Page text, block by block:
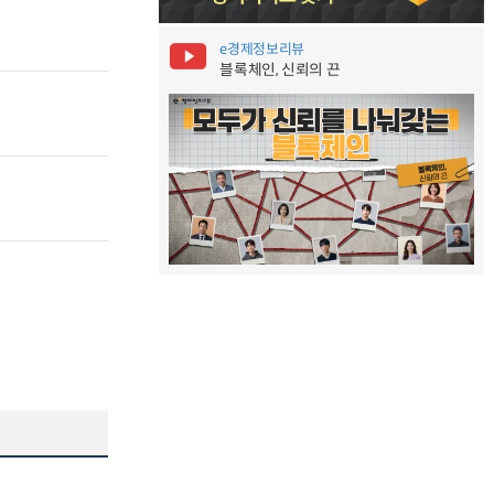
e경제정보리뷰
블록체인, 신뢰의 끈